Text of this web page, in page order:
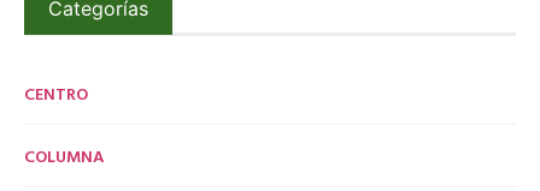
Categorías
CENTRO
COLUMNA